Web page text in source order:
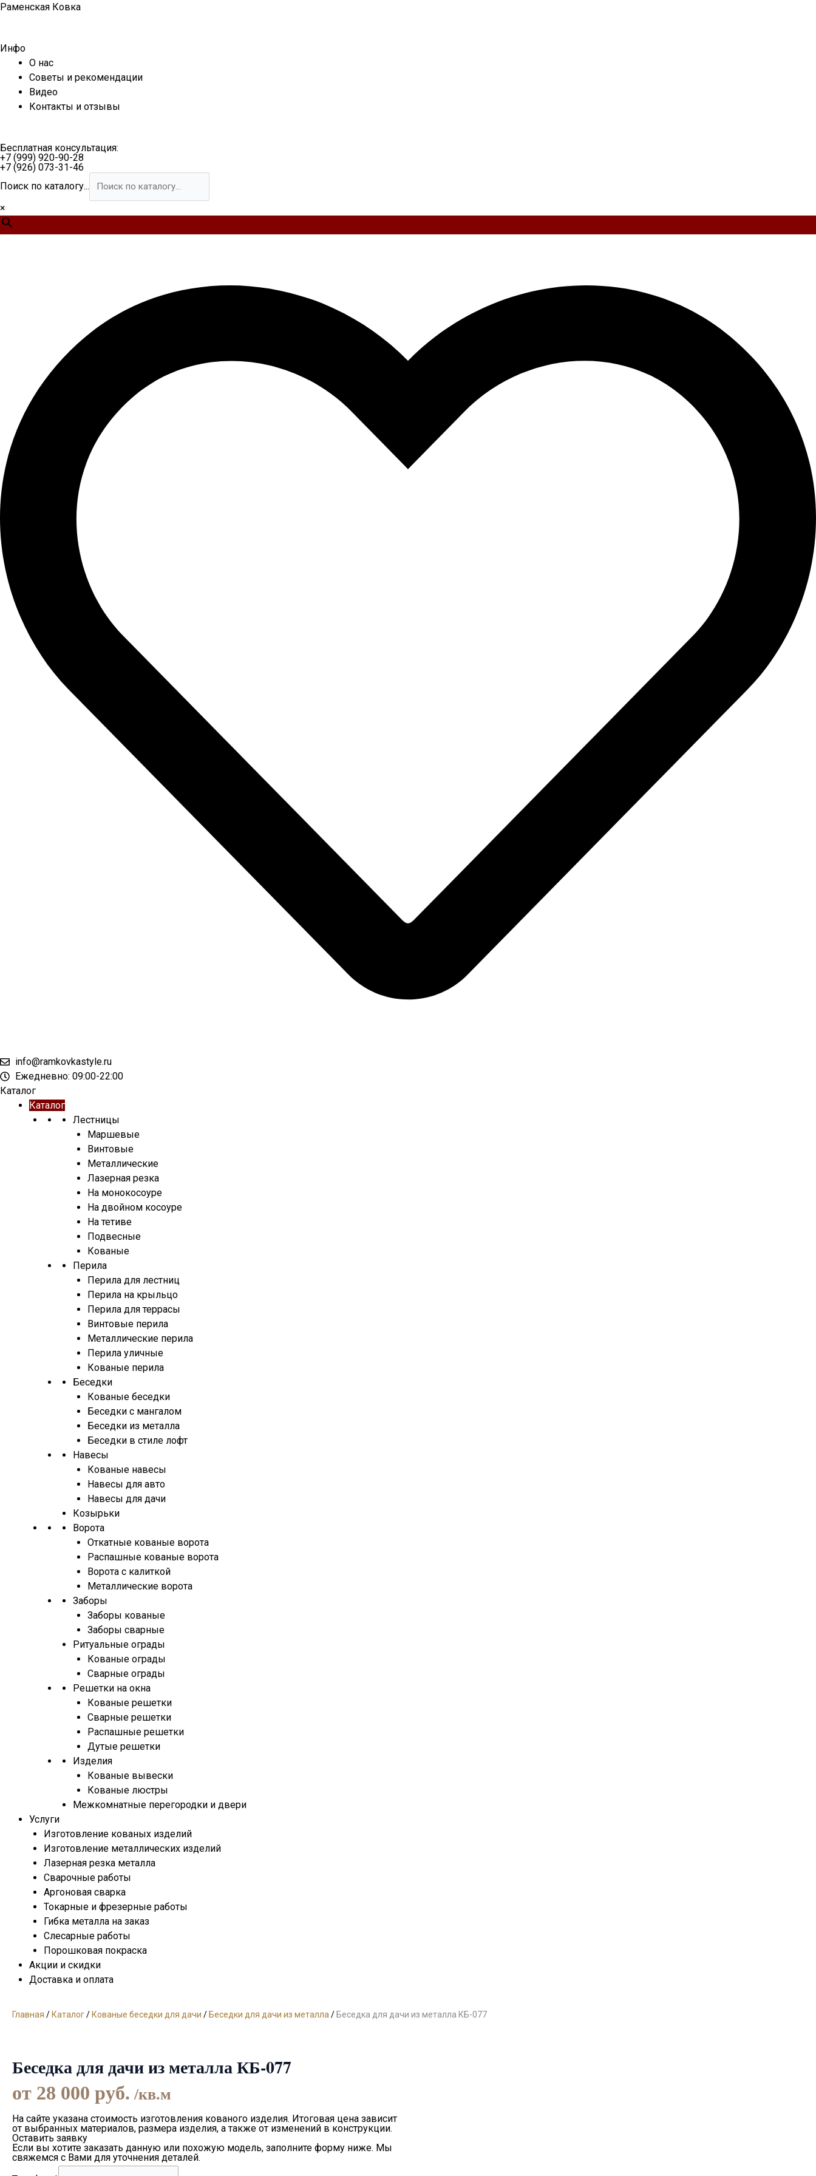
Перейти
Раменская Ковка
Инфо
О нас
Советы и рекомендации
Видео
Контакты и отзывы
Бесплатная консультация:
+7 (999) 920-90-28
+7 (926) 073-31-46
Поиск по каталогу...
×
info@ramkovkastyle.ru
Ежедневно: 09:00-22:00
Каталог
Каталог
Лестницы
Маршевые
Винтовые
Металлические
Лазерная резка
На монокосоуре
На двойном косоуре
На тетиве
Подвесные
Кованые
Перила
Перила для лестниц
Перила на крыльцо
Перила для террасы
Винтовые перила
Металлические перила
Перила уличные
Кованые перила
Беседки
Кованые беседки
Беседки с мангалом
Беседки из металла
Беседки в стиле лофт
Навесы
Кованые навесы
Навесы для авто
Навесы для дачи
Козырьки
Ворота
Откатные кованые ворота
Распашные кованые ворота
Ворота с калиткой
Металлические ворота
Заборы
Заборы кованые
Заборы сварные
Ритуальные ограды
Кованые ограды
Сварные ограды
Решетки на окна
Кованые решетки
Сварные решетки
Распашные решетки
Дутые решетки
Изделия
Кованые вывески
Кованые люстры
Межкомнатные перегородки и двери
Услуги
Изготовление кованых изделий
Изготовление металлических изделий
Лазерная резка металла
Сварочные работы
Аргоновая сварка
Токарные и фрезерные работы
Гибка металла на заказ
Слесарные работы
Порошковая покраска
Акции и скидки
Доставка и оплата
Главная /Каталог/Кованые беседки для дачи /Беседки для дачи из металла /Беседка для дачи из металла КБ-077
Беседка для дачи из металла КБ-077
от 28 000 руб. /кв.м
На сайте указана стоимость изготовления кованого изделия. Итоговая цена зависит
от выбранных материалов, размера изделия, а также от изменений в конструкции.
Оставить заявку
Если вы хотите заказать данную или похожую модель, заполните форму ниже. Мы
свяжемся с Вами для уточнения деталей.